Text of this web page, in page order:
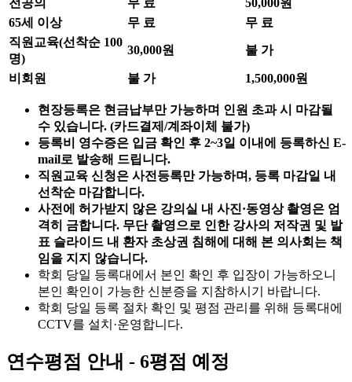
전공의
무 료
50,000원
65세 이상
무 료
무 료
직원교육(선착순 100
명)
30,000원 불 가
비회원 불 가 1,500,000원
현장등록은 현금납부만 가능하며 인원 초과 시 마감될
수 있습니다. (카드결제/계좌이체 불가)
등록비 영수증은 입금 확인 후 2~3일 이내에 등록하신 E-
mail로 발송해 드립니다.
직원교육 신청은 사전등록만 가능하며, 등록 마감일 내
선착순 마감합니다.
사전에 허가받지 않은 강의실 내 사진·동영상 촬영은 엄
격히 금합니다. 무단 촬영으로 인한 강사의 저작권 및 발
표 슬라이드 내 환자 초상권 침해에 대해 본 의사회는 책
임을 지지 않습니다.
학회 당일 등록대에서 본인 확인 후 입장이 가능하오니
본인 확인이 가능한 신분증을 지참하시기 바랍니다.
학회 당일 등록 절차 확인 및 평점 관리를 위해 등록대에
CCTV를 설치·운영합니다.
연수평점 안내 - 6평점 예정